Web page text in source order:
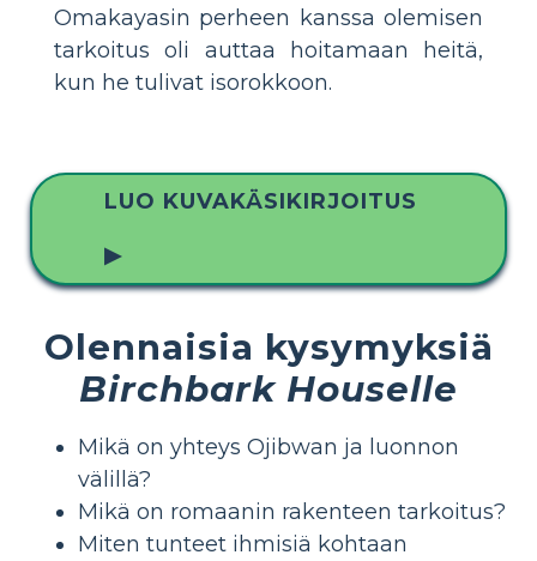
Omakayasin perheen kanssa olemisen
tarkoitus oli auttaa hoitamaan heitä,
kun he tulivat isorokkoon.
LUO KUVAKÄSIKIRJOITUS
▶
Olennaisia kysymyksiä
Birchbark Houselle
Mikä on yhteys Ojibwan ja luonnon
välillä?
Mikä on romaanin rakenteen tarkoitus?
Miten tunteet ihmisiä kohtaan